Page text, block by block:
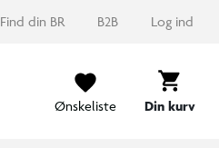
Find din BR B2B Log ind
Ønskeliste Din kurv